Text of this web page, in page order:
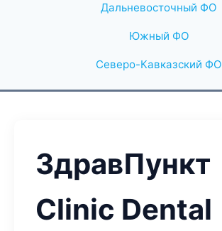
Дальневосточный ФО
Южный ФО
Северо-Кавказский ФО
ЗдравПункт
Clinic Dental